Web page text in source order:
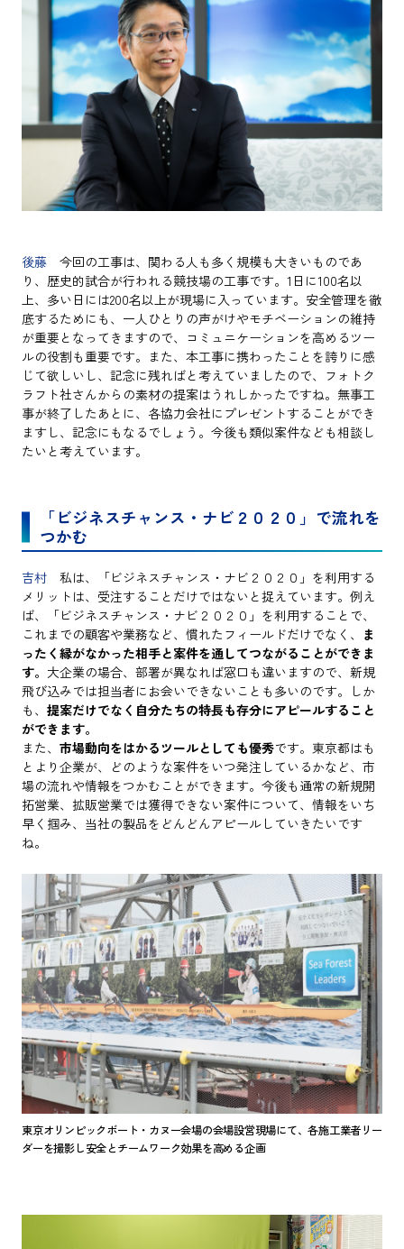
後藤
今回の工事は、関わる人も多く規模も大きいものであ
り、歴史的試合が行われる競技場の工事です。1日に100名以
上、多い日には200名以上が現場に入っています。安全管理を徹
底するためにも、一人ひとりの声がけやモチベーションの維持
が重要となってきますので、コミュニケーションを高めるツー
ルの役割も重要です。また、本工事に携わったことを誇りに感
じて欲しいし、記念に残ればと考えていましたので、フォトク
ラフト社さんからの素材の提案はうれしかったですね。無事工
事が終了したあとに、各協力会社にプレゼントすることができ
ますし、記念にもなるでしょう。今後も類似案件なども相談し
たいと考えています。
「ビジネスチャンス・ナビ２０２０」で流れを
つかむ
吉村
私は、「ビジネスチャンス・ナビ２０２０」を利用する
メリットは、受注することだけではないと捉えています。例え
ば、「ビジネスチャンス・ナビ２０２０」を利用することで、
これまでの顧客や業務など、慣れたフィールドだけでなく、 ま
ったく縁がなかった相手と案件を通してつながることができま
す。 大企業の場合、部署が異なれば窓口も違いますので、新規
飛び込みでは担当者にお会いできないことも多いのです。しか
も、 提案だけでなく自分たちの特長も存分にアピールすること
ができます。
また、 市場動向をはかるツールとしても優秀です。東京都はも
とより企業が、どのような案件をいつ発注しているかなど、市
場の流れや情報をつかむことができます。今後も通常の新規開
拓営業、拡販営業では獲得できない案件について、情報をいち
早く掴み、当社の製品をどんどんアピールしていきたいです
ね。
東京オリンピックボート・カヌー会場の会場設営現場にて、各施工業者リー
ダーを撮影し安全とチームワーク効果を高める企画